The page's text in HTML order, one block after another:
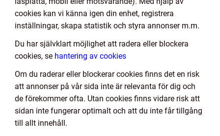
cookies kan vi känna igen din enhet, registrera
inställningar, skapa statistik och styra annonser m.m.
Du har självklart möjlighet att radera eller blockera
cookies, se hantering av cookies
Om du raderar eller blockerar cookies finns det en risk
att annonser på vår sida inte är relevanta för dig och
de förekommer ofta. Utan cookies finns vidare risk att
sidan inte fungerar optimalt och att du inte får tillgång
till allt innehåll.